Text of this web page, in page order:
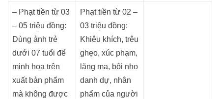
– Phạt tiền từ 03
– 05 triệu đồng:
Dùng ảnh trẻ
dưới 07 tuổi để
minh hoạ trên
xuất bản phẩm
mà không được
Phạt tiền từ 02 –
03 triệu đồng:
Khiêu khích, trêu
ghẹo, xúc phạm,
lăng mạ, bôi nhọ
danh dự, nhân
phẩm của người